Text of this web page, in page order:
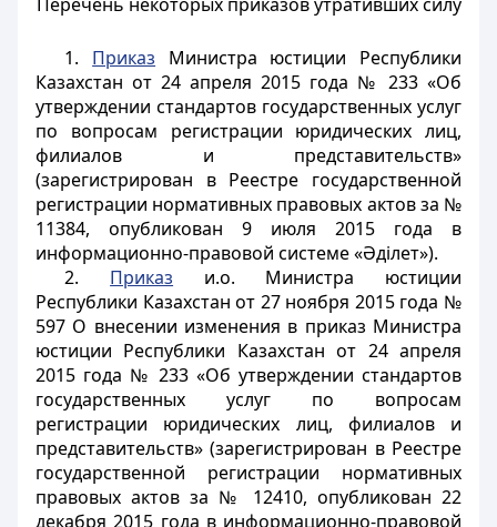
1. Приказ Министра юстиции Республики
Казахстан от 24 апреля 2015 года № 233 «Об
утверждении стандартов государственных услуг
по вопросам регистрации юридических лиц,
филиалов и представительств»
(зарегистрирован в Реестре государственной
регистрации нормативных правовых актов за №
11384, опубликован 9 июля 2015 года в
информационно-правовой системе «Әділет»).
2. Приказ и.о. Министра юстиции
Республики Казахстан от 27 ноября 2015 года №
597 О внесении изменения в приказ Министра
юстиции Республики Казахстан от 24 апреля
2015 года № 233 «Об утверждении стандартов
государственных услуг по вопросам
регистрации юридических лиц, филиалов и
представительств» (зарегистрирован в Реестре
государственной регистрации нормативных
правовых актов за № 12410, опубликован 22
декабря 2015 года в информационно-правовой